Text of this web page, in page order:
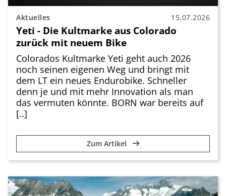
Aktuelles 15.07.2026
Yeti - Die Kultmarke aus Colorado
zurück mit neuem Bike
Colorados Kultmarke Yeti geht auch 2026
noch seinen eigenen Weg und bringt mit
dem LT ein neues Endurobike. Schneller
denn je und mit mehr Innovation als man
das vermuten könnte. BORN war bereits auf
[..]
Zum Artikel